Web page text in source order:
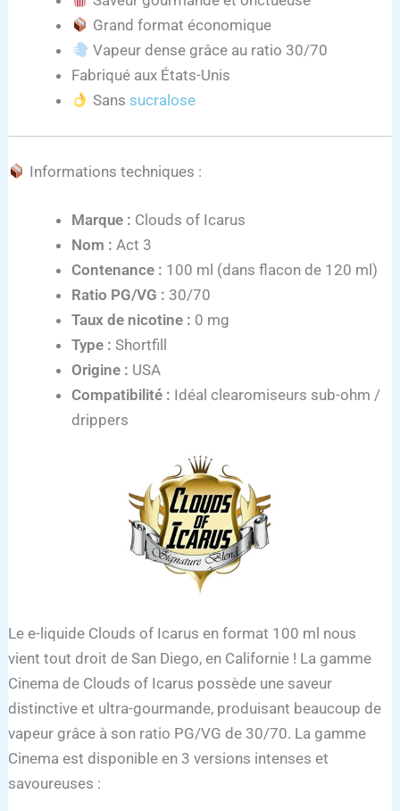
Grand format économique
Vapeur dense grâce au ratio 30/70
Fabriqué aux États-Unis
Sans sucralose
Informations techniques :
Marque : Clouds of Icarus
Nom : Act 3
Contenance : 100 ml (dans flacon de 120 ml)
Ratio PG/VG : 30/70
Taux de nicotine : 0 mg
Type : Shortfill
Origine : USA
Compatibilité : Idéal clearomiseurs sub-ohm /
drippers
Le e-liquide Clouds of Icarus en format 100 ml nous
vient tout droit de San Diego, en Californie ! La gamme
Cinema de Clouds of Icarus possède une saveur
distinctive et ultra-gourmande, produisant beaucoup de
vapeur grâce à son ratio PG/VG de 30/70. La gamme
Cinema est disponible en 3 versions intenses et
savoureuses :